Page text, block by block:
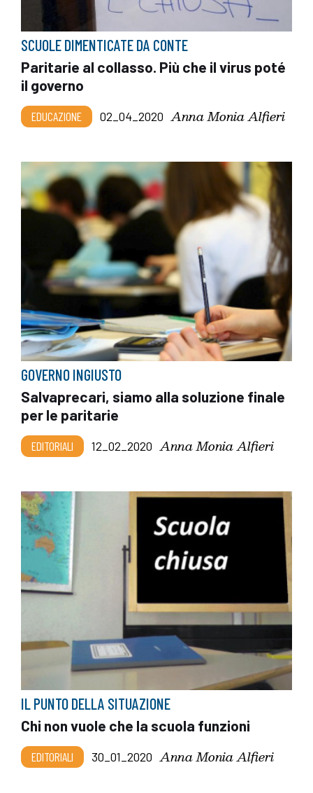
SCUOLE DIMENTICATE DA CONTE
Paritarie al collasso. Più che il virus poté
il governo
EDUCAZIONE 02_04_2020 Anna Monia Alfieri
GOVERNO INGIUSTO
Salvaprecari, siamo alla soluzione finale
per le paritarie
EDITORIALI 12_02_2020 Anna Monia Alfieri
IL PUNTO DELLA SITUAZIONE
Chi non vuole che la scuola funzioni
EDITORIALI 30_01_2020 Anna Monia Alfieri